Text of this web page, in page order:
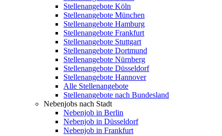
Stellenangebote Köln
Stellenangebote München
Stellenangebote Hamburg
Stellenangebote Frankfurt
Stellenangebote Stuttgart
Stellenangebote Dortmund
Stellenangebote Nürnberg
Stellenangebote Düsseldorf
Stellenangebote Hannover
Alle Stellenangebote
Stellenangebote nach Bundesland
Nebenjobs nach Stadt
Nebenjob in Berlin
Nebenjob in Düsseldorf
Nebenjob in Frankfurt